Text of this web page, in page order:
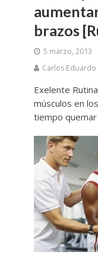
brazos
5 marzo, 2013
Carlos
Exelente
músculos en
tiempo